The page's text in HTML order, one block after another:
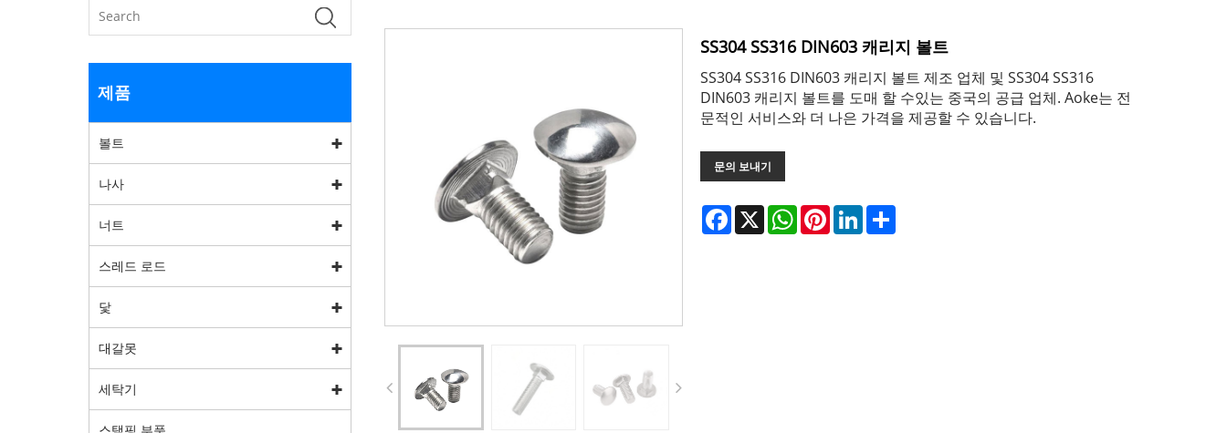
제품
볼트
나사
너트
스레드 로드
닻
대갈못
세탁기
SS304 SS316 DIN603 캐리지 볼트
SS304 SS316 DIN603 캐리지 볼트 제조 업체 및 SS304 SS316
DIN603 캐리지 볼트를 도매 할 수있는 중국의 공급 업체. Aoke는 전
문적인 서비스와 더 나은 가격을 제공할 수 있습니다.
문의 보내기
Facebook
X WhatsAppPinterestLinkedInShare